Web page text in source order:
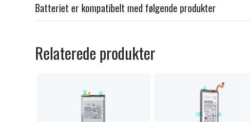
Batteriet er kompatibelt med følgende produkter
Relaterede produkter